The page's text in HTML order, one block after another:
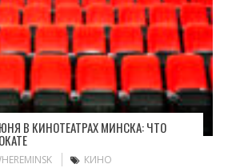
В КИНОТЕАТРАХ МИНСКА: ЧТО
КИНО